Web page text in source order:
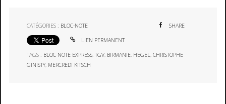
CATÉGORIES : BLOC-NOTE SHARE
LIEN PERMANENT
TAGS : BLOC-NOTE EXPRESS,TGV, BIRMANIE, HEGEL,CHRISTOPHE
GINISTY, MERCREDI KITSCH